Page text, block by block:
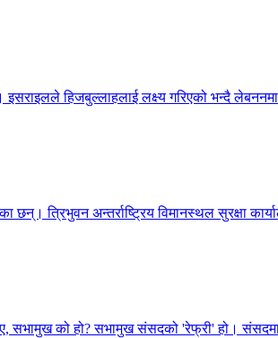
इसराइलले हिजबुल्लाहलाई लक्ष्य गरिएको भन्दै
छन्। त्रिभुवन अन्तर्राष्ट्रिय विमानस्थल सुरक्षा
सभामुख को हो? सभामुख संसदको 'रेफ्री' हो।